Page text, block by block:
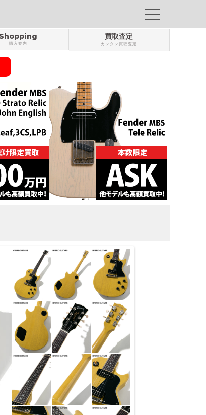
Shopping
購入案内
買取査定
カンタン買取査定